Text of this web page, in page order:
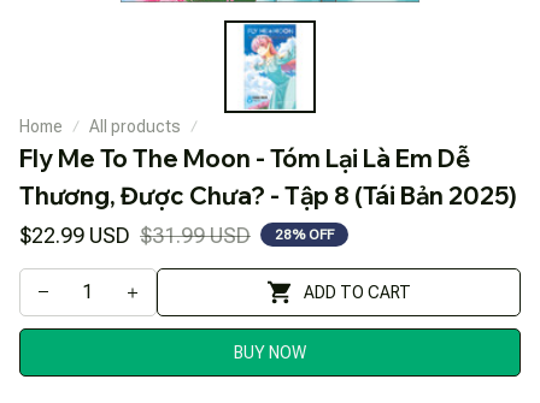
Home All products
Fly Me To The Moon - Tóm Lại Là Em Dễ
Thương, Được Chưa? - Tập 8 (Tái Bản 2025)
$22.99 USD $31.99 USD 28% OFF
ADD TO CART
BUY NOW